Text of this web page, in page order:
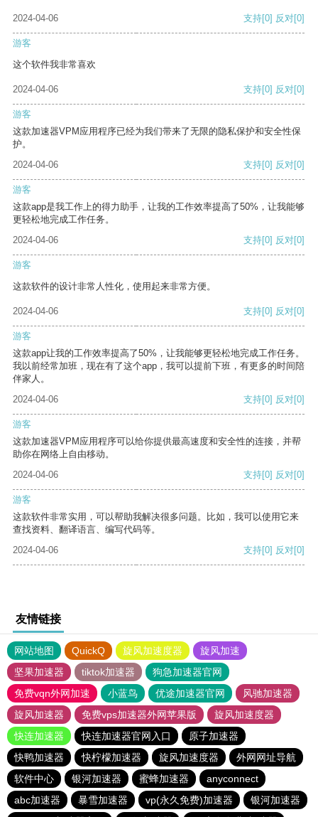
2024-04-06 支持[0] 反对[0]
游客
这个软件我非常喜欢
2024-04-06 支持[0] 反对[0]
游客
这款加速器VPM应用程序已经为我们带来了无限的隐私保护和安全性保
护。
2024-04-06
支持[0] 反对[0]
游客
这款app是我工作上的得力助手，让我的工作效率提高了50%，让我能够
更轻松地完成工作任务。
2024-04-06
支持[0] 反对[0]
游客
这款软件的设计非常人性化，使用起来非常方便。
2024-04-06 支持[0] 反对[0]
游客
这款app让我的工作效率提高了50%，让我能够更轻松地完成工作任务。
我以前经常加班，现在有了这个app，我可以提前下班，有更多的时间陪
伴家人。
2024-04-06
支持[0] 反对[0]
游客
这款加速器VPM应用程序可以给你提供最高速度和安全性的连接，并帮
助你在网络上自由移动。
2024-04-06
支持[0] 反对[0]
游客
这款软件非常实用，可以帮助我解决很多问题。比如，我可以使用它来
查找资料、翻译语言、编写代码等。
2024-04-06
支持[0] 反对[0]
友情链接
网站地图 QuickQ 旋风加速度器
旋风加速
坚果加速器
tiktok加速器
狗急加速器官网
免费vqn外网加速
小蓝鸟 优途加速器官网
风驰加速器
旋风加速器
免费vps加速器外网苹果版
旋风加速度器
快连加速器
快连加速器官网入口
原子加速器
快鸭加速器
快柠檬加速器 旋风加速度器
外网网址导航
软件中心
银河加速器 蜜蜂加速器
anyconnect
abc加速器
暴雪加速器 vp(永久免费)加速器
银河加速器